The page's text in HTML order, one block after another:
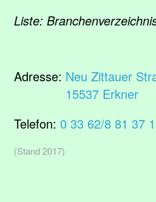
Liste:
Adresse: Neu Zittauer
15537 Erkner
Telefon: 0 33 62/8 81 37
(Stand 2017)